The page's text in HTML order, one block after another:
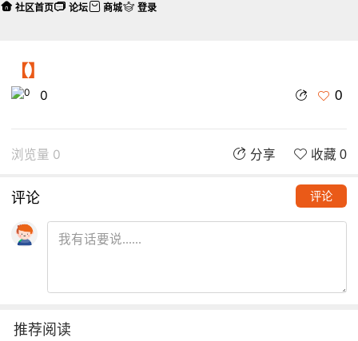
【】
0 0
浏览量 0 分享 收藏 0
评论 评论
推荐阅读
社区首页 论坛 商城 登录